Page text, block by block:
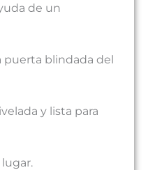
de un
puerta blindada del
y lista para